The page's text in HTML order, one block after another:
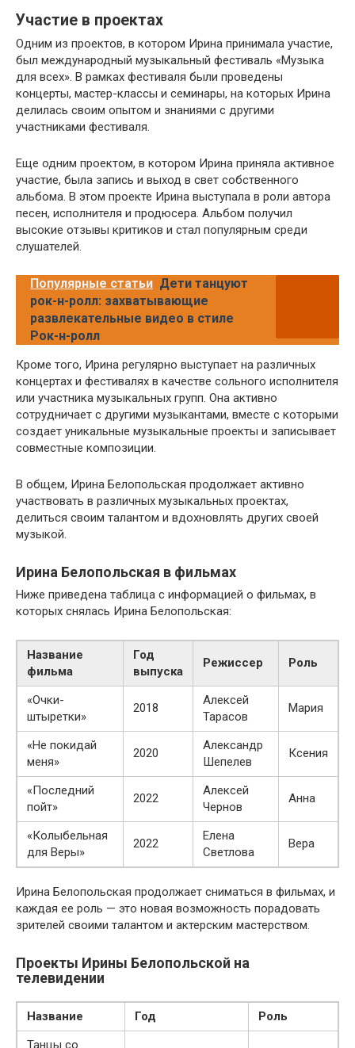
Участие в проектах
Одним из проектов, в котором Ирина принимала участие,
был международный музыкальный фестиваль «Музыка
для всех». В рамках фестиваля были проведены
концерты, мастер-классы и семинары, на которых Ирина
делилась своим опытом и знаниями с другими
участниками фестиваля.
Еще одним проектом, в котором Ирина приняла активное
участие, была запись и выход в свет собственного
альбома. В этом проекте Ирина выступала в роли автора
песен, исполнителя и продюсера. Альбом получил
высокие отзывы критиков и стал популярным среди
слушателей.
Популярные статьи Дети танцуют
рок-н-ролл: захватывающие
развлекательные видео в стиле
Рок-н-ролл
Кроме того, Ирина регулярно выступает на различных
концертах и фестивалях в качестве сольного исполнителя
или участника музыкальных групп. Она активно
сотрудничает с другими музыкантами, вместе с которыми
создает уникальные музыкальные проекты и записывает
совместные композиции.
В общем, Ирина Белопольская продолжает активно
участвовать в различных музыкальных проектах,
делиться своим талантом и вдохновлять других своей
музыкой.
Ирина Белопольская в фильмах
Ниже приведена таблица с информацией о фильмах, в
которых снялась Ирина Белопольская:
Название
фильма
Год
выпуска
Режиссер Роль
«Очки-
штыретки»
2018
Алексей
Тарасов
Мария
«Не покидай
меня»
2020
Александр
Шепелев
Ксения
«Последний
пойт»
2022
Алексей
Чернов
Анна
«Колыбельная
для Веры»
2022
Елена
Светлова
Вера
Ирина Белопольская продолжает сниматься в фильмах, и
каждая ее роль — это новая возможность порадовать
зрителей своими талантом и актерским мастерством.
Проекты Ирины Белопольской на
телевидении
Название Год
Роль